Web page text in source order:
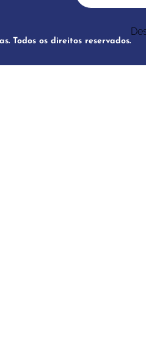
Todos os direitos reservados.